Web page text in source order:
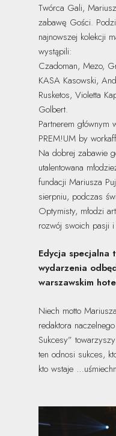
Twórca Gali,
zabawę Gości.
najnowszej kolekcji
wystąpili:
Czadoman, Mezo,
KASA Kasowski,
Rusketos, Violetta
Golbert.
Partnerem głównym
PREM!UM by
Na dobrej zabawie
utalentowana
fundacji Mariusza
sierpniu, podczas
Optymisty, młodzi
rozwój swoich pasji i
Edycja specjalna
wydarzenia
warszawskim
Niech motto
redaktora
Sukcesy”
ten odnosi sukces,
kto wstaje